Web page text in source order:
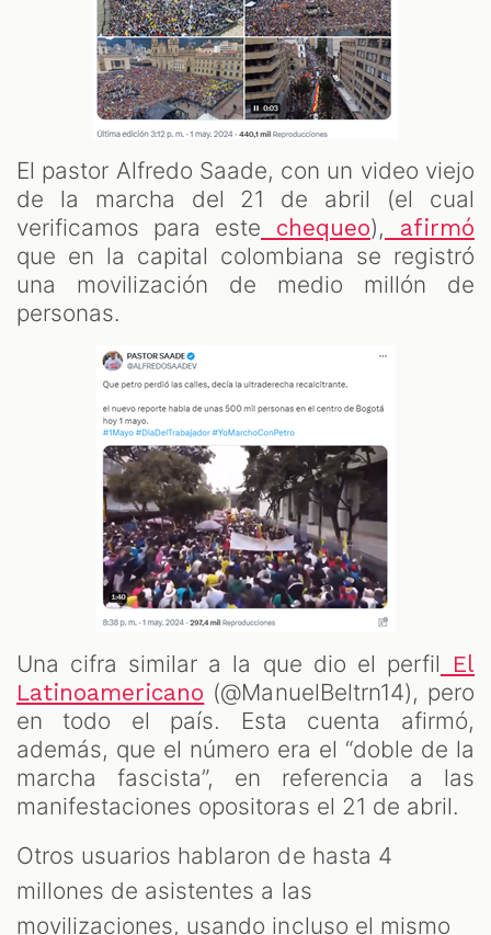
El pastor Alfredo Saade, con un video viejo
de la marcha del 21 de abril (el cual
verificamos para este chequeo), afirmó
que en la capital colombiana se registró
una movilización de medio millón de
personas.
Una cifra similar a la que dio el perfil El
Latinoamericano (@ManuelBeltrn14), pero
en todo el país. Esta cuenta afirmó,
además, que el número era el “doble de la
marcha fascista”, en referencia a las
manifestaciones opositoras el 21 de abril.
Otros usuarios hablaron de hasta 4
millones de asistentes a las
movilizaciones, usando incluso el mismo